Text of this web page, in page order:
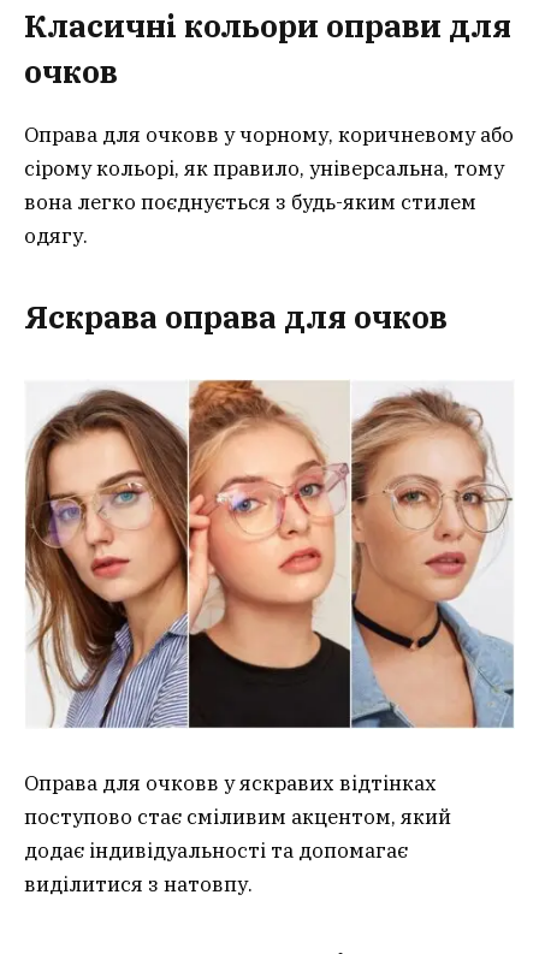
Класичні кольори оправи для
очков
Оправа для очковв у чорному, коричневому або
сірому кольорі, як правило, універсальна, тому
вона легко поєднується з будь-яким стилем
одягу.
Яскрава оправа для очков
Оправа для очковв у яскравих відтінках
поступово стає сміливим акцентом, який
додає індивідуальності та допомагає
виділитися з натовпу.